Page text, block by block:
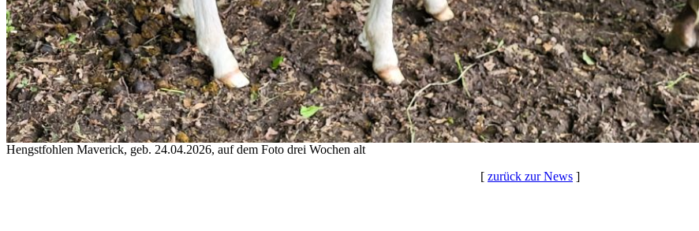
Hengstfohlen Maverick, geb. 24.04.2026, auf dem Foto drei Wochen alt
[ zurück zur News ]